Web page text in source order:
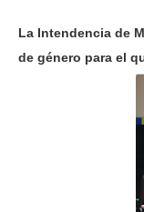
La Intendencia de
de género para el